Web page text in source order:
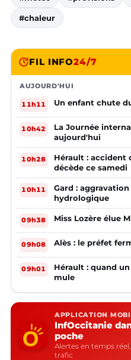
#chaleur
FIL INFO24/7
AUJOURD'HUI
11h11 Un enfant chute
10h42
La Journée
aujourd'hui
10h28
Hérault : accident
décède ce samedi
10h11
Gard :
hydrologique
09h38 Miss Lozère élue
09h08 Alès : le préfet
09h01
Hérault : quand
mule
APPLICATION
InfOccitanie
poche
Alertes en temps
trafic